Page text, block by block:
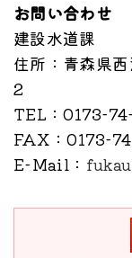
お問い合わせ
建設水道課
住所 ：青森県
2
TEL ：0173-
FAX ：0173-
E-Mail ：